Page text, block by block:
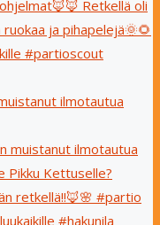
ilmotautua